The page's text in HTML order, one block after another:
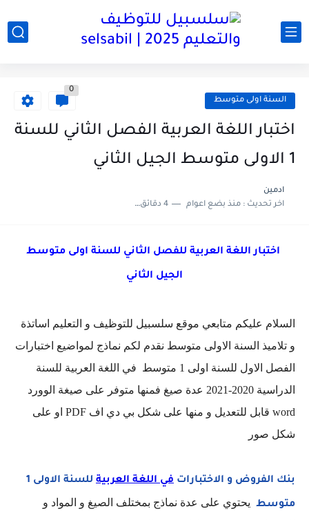
السنة اولى متوسط
0
اختبار اللغة العربية الفصل الثاني للسنة
1 الاولى متوسط الجيل الثاني
ادمين
اخر تحديث :منذ بضع اعوام 4 دقائق للقراءة
اختباراللغة العربية للفصل الثاني للسنة اولى متوسط
الجيل الثاني
السلام عليكم متابعي موقع سلسبيل للتوظيف و التعليم اساتذة
و تلاميذ السنة الاولى متوسط نقدم لكم نماذج لمواضيع اختبارات
الفصل الاول للسنة اولى 1 متوسط في اللغة العربية للسنة
الدراسية 2020-2021 عدة صيغ فمنها متوفر على صيغة الوورد
word قابل للتعديل و منها على شكل بي دي اف PDF او على
شكل صور
بنك الفروض و الاختبارات في اللغة العربية للسنة الاولى 1
متوسط يحتوي على عدة نماذج بمختلف الصيغ و المواد و